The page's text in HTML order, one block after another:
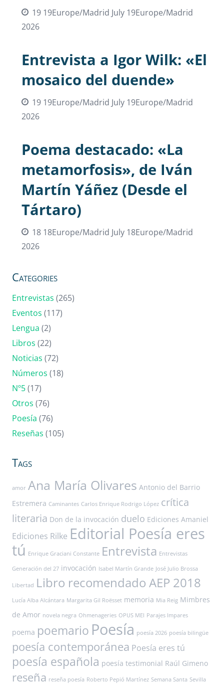
19 19Europe/Madrid July 19Europe/Madrid
2026
Entrevista a Igor Wilk: «El
mosaico del duende»
19 19Europe/Madrid July 19Europe/Madrid
2026
Poema destacado: «La
metamorfosis», de Iván
Martín Yáñez (Desde el
Tártaro)
18 18Europe/Madrid July 18Europe/Madrid
2026
Categories
Entrevistas (265)
Eventos (117)
Lengua (2)
Libros (22)
Noticias (72)
Números (18)
Nº5(17)
Otros (76)
Poesía (76)
Reseñas (105)
Tags
amor Ana María Olivares Antonio del Barrio
Estremera Caminantes Carlos Enrique Rodrigo López crítica
literaria Don de la invocación duelo Ediciones Amaniel
Ediciones Rilke Editorial Poesía eres
tú Enrique Graciani Constante Entrevista Entrevistas
Generación del 27 invocación Isabel Martín Grande José Julio Brossa
Libertad Libro recomendado AEP 2018
Lucía Alba Alcántara Margarita Gil Roësset memoria Mia Reig Mimbres
de Amor novela negra Ohmenageries OPUS MEI Parajes Impares
poema poemario Poesía poesía 2026 poesía bilingüe
poesía contemporánea Poesía eres tú
poesía española poesía testimonial Raúl Gimeno
reseña reseña poesía Roberto Pepió Martínez Semana Santa Sevilla